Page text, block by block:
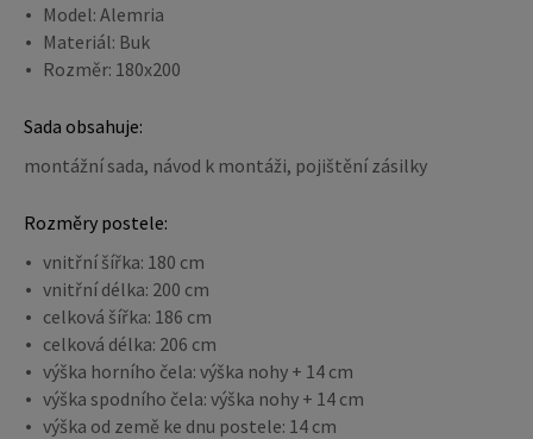
Model: Alemria
Materiál: Buk
Rozměr: 180x200
Sada obsahuje:
montážní sada, návod k montáži, pojištění zásilky
Rozměry postele:
vnitřní šířka: 180 cm
vnitřní délka: 200 cm
celková šířka: 186 cm
celková délka: 206 cm
výška horního čela: výška nohy + 14 cm
výška spodního čela: výška nohy + 14 cm
výška od země ke dnu postele: 14 cm